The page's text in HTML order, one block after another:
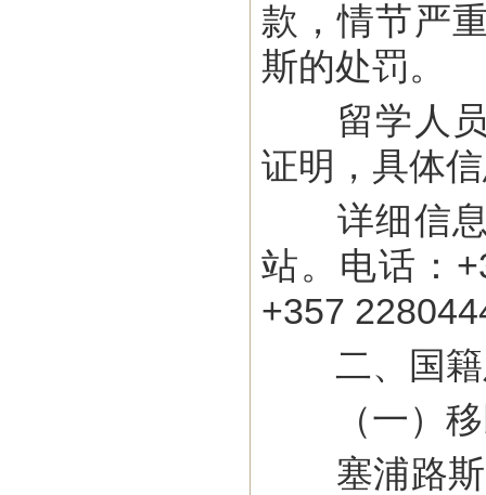
款，情节严
斯的处罚。
留学人员
证明，具体
详细信息
站。电话：
+357
二、国籍
（一）移
塞浦路斯